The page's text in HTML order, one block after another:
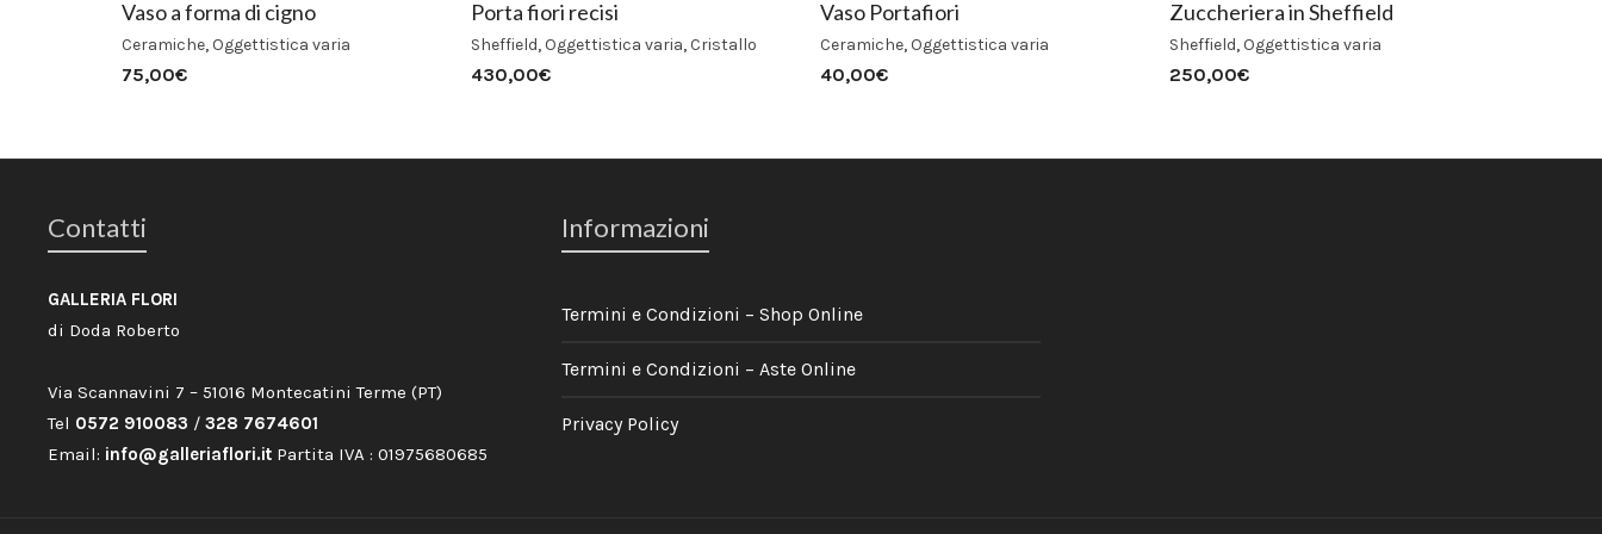
Vaso a forma di cigno
Ceramiche, Oggettistica varia
75,00€
Porta fiori recisi
Sheffield, Oggettistica varia, Cristallo
430,00€
Vaso Portafiori
Ceramiche, Oggettistica varia
40,00€
Zuccheriera in Sheffield
Sheffield, Oggettistica varia
250,00€
Contatti
GALLERIA FLORI
di Doda Roberto
Via Scannavini 7 – 51016 Montecatini Terme (PT)
Tel 0572 910083 / 328 7674601
Email: info@galleriaflori.it Partita IVA : 01975680685
Informazioni
Termini e Condizioni – Shop Online
Termini e Condizioni – Aste Online
Privacy Policy